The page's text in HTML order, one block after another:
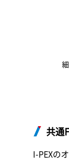
共通
I-PEXの